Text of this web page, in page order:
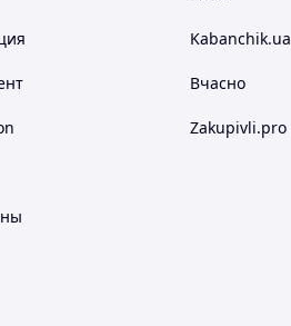
Kabanchik.ua
Вчасно
Zakupivli.pro